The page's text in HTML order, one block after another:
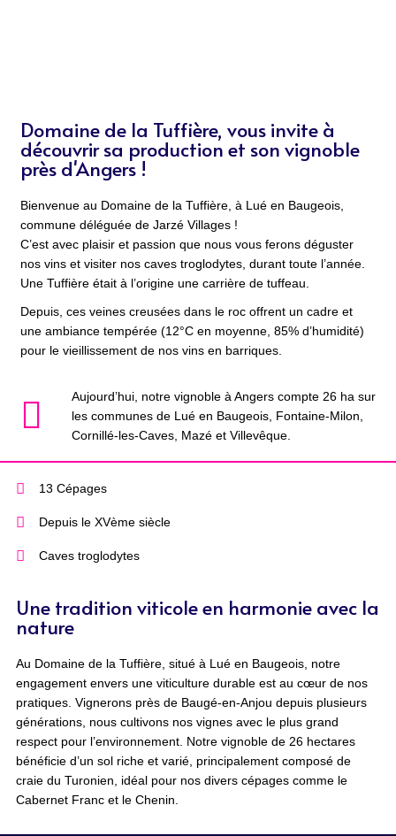
Domaine de la Tuffière, vous invite à
découvrir sa production et son vignoble
près d'Angers !
Bienvenue au Domaine de la Tuffière, à Lué en Baugeois,
commune déléguée de Jarzé Villages !
C’est avec plaisir et passion que nous vous ferons déguster
nos vins et visiter nos caves troglodytes, durant toute l’année.
Une Tuffière était à l’origine une carrière de tuffeau.
Depuis, ces veines creusées dans le roc offrent un cadre et
une ambiance tempérée (12°C en moyenne, 85% d’humidité)
pour le vieillissement de nos vins en barriques.
Aujourd’hui, notre vignoble à Angers compte 26 ha sur
les communes de Lué en Baugeois, Fontaine-Milon,
Cornillé-les-Caves, Mazé et Villevêque.
Une tradition viticole en harmonie avec la
nature
Au Domaine de la Tuffière, situé à Lué en Baugeois, notre
engagement envers une viticulture durable est au cœur de nos
pratiques. Vignerons près de Baugé-en-Anjou depuis plusieurs
générations, nous cultivons nos vignes avec le plus grand
respect pour l’environnement. Notre vignoble de 26 hectares
bénéficie d’un sol riche et varié, principalement composé de
craie du Turonien, idéal pour nos divers cépages comme le
Cabernet Franc et le Chenin.
13 Cépages
Depuis le XVème siècle
Caves troglodytes